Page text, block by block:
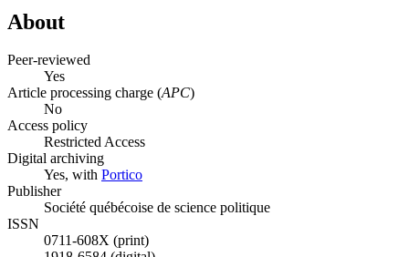
About
Peer-reviewed
Yes
Article processing charge (APC)
No
Access policy
Restricted Access
Digital archiving
Yes, with Portico
Publisher
Société québécoise de science politique
ISSN
0711-608X (print)